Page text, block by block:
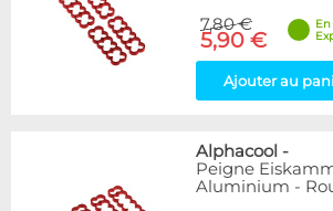
7,80 €
5,90 €
Ajouter au
Alphacool -
Peigne
Aluminium -